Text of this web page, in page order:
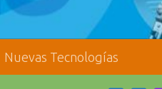
Nuevas Tecnologías